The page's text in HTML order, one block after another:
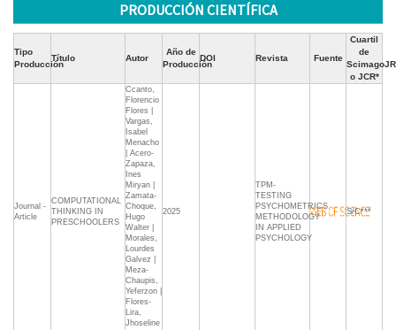
PRODUCCIÓN CIENTÍFICA
Tipo
Producción
Título Autor
Año de
Producción
DOI Revista Fuente
Cuartil
de
ScimagoJR
o JCR*
Journal -
Article
COMPUTATIONAL
THINKING IN
PRESCHOOLERS
Ccanto,
Florencio
Flores |
Vargas,
Isabel
Menacho
| Acero-
Zapaza,
Ines
Miryan |
Zamata-
Choque,
Hugo
Walter |
Morales,
Lourdes
Galvez |
Meza-
Chaupis,
Yeferzon |
Flores-
Lira,
Jhoseline
2025
TPM-
TESTING
PSYCHOMETRICS
METHODOLOGY
IN APPLIED
PSYCHOLOGY
S/C***